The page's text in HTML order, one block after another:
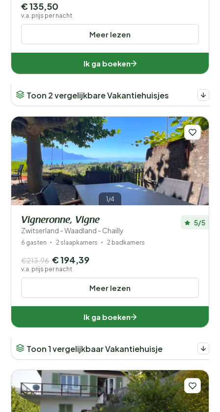
Meer lezen
€ 135,50
v.a. prijs per nacht
Ik ga boeken
Toon 2 vergelijkbare Vakantiehuisjes
1/4
Vigneronne, Vigne
Zwitserland - Waadland - Chailly
5/5
6 gasten 2 slaapkamers 2 badkamers
Meer lezen
€213,96 € 194,39
v.a. prijs per nacht
Ik ga boeken
Toon 1 vergelijkbaar Vakantiehuisje